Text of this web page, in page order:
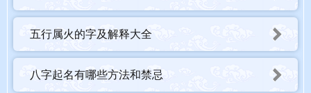
五行属火的字及解释大全
八字起名有哪些方法和禁忌